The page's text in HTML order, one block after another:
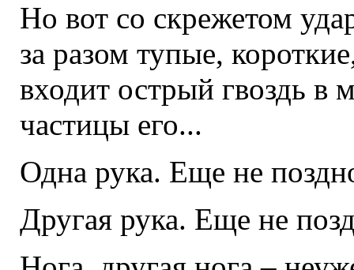
Но вот со скрежетом
за разом тупые,
входит острый гвоздь в
частицы его...
Одна рука. Еще не
Другая рука. Еще не